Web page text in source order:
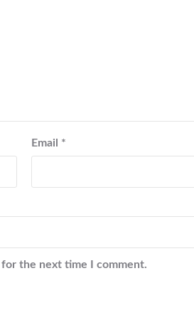
Email *
the next time I comment.